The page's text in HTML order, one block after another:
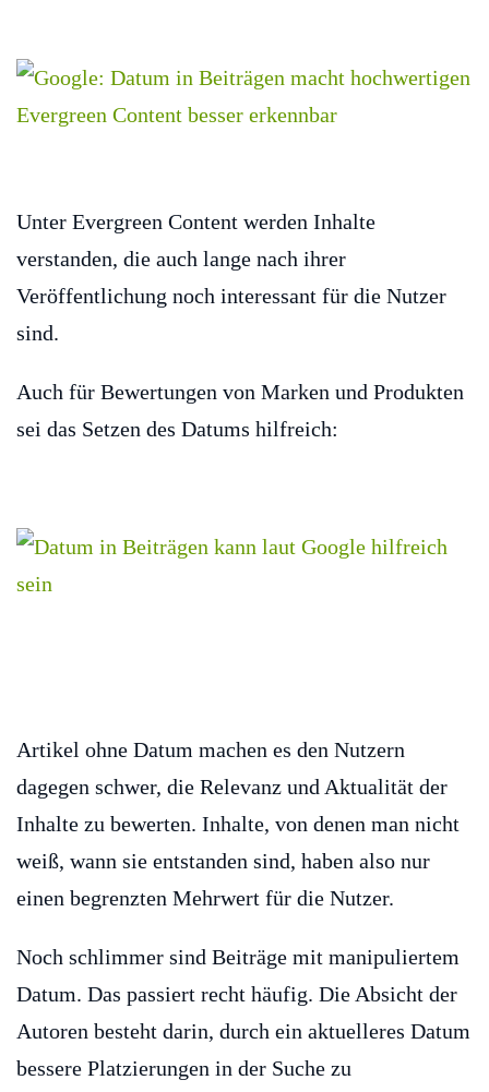
Unter Evergreen Content werden Inhalte
verstanden, die auch lange nach ihrer
Veröffentlichung noch interessant für die Nutzer
sind.
Auch für Bewertungen von Marken und Produkten
sei das Setzen des Datums hilfreich:
Artikel ohne Datum machen es den Nutzern
dagegen schwer, die Relevanz und Aktualität der
Inhalte zu bewerten. Inhalte, von denen man nicht
weiß, wann sie entstanden sind, haben also nur
einen begrenzten Mehrwert für die Nutzer.
Noch schlimmer sind Beiträge mit manipuliertem
Datum. Das passiert recht häufig. Die Absicht der
Autoren besteht darin, durch ein aktuelleres Datum
bessere Platzierungen in der Suche zu